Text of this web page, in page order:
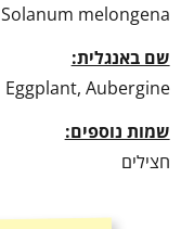
Solanum melongena
שם באנגלית:
Eggplant, Aubergine
שמות נוספים:
חצילים